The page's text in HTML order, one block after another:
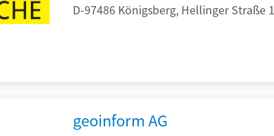
D-97486 Königsberg, Hellinger Straße 1
geoinform AG